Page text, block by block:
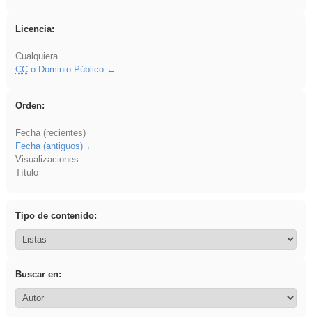
Licencia:
Cualquiera
CCo Dominio Público
Orden:
Fecha (recientes)
Fecha (antiguos)
Visualizaciones
Título
Tipo de contenido:
Buscar en: